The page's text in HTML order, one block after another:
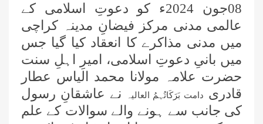
8
0جون 2024ء کو دعوتِ اسلامی کے
عالمی مدنی مرکز فیضانِ مدینہ کراچی
میں مدنی مذاکرے کا انعقاد کیا گیا جس
میں بانیِ دعوتِ اسلامی، امیرِ اہلِ سنت
حضرت علامہ مولانا محمد الیاس عطار
قادری
دامت بَرَکَاتُہمُ العالیہ
نے عاشقانِ رسول
کی جانب سے ہونے والے سوالات کے علم